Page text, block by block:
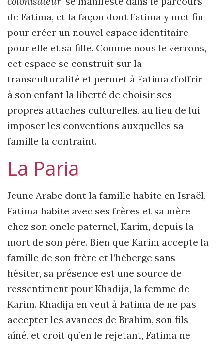
de Fatima, et la façon dont Fatima y met fin
pour créer un nouvel espace identitaire
pour elle et sa fille. Comme nous le verrons,
cet espace se construit sur la
transculturalité et permet à Fatima d’offrir
à son enfant la liberté de choisir ses
propres attaches culturelles, au lieu de lui
imposer les conventions auxquelles sa
famille la contraint.
La Paria
Jeune Arabe dont la famille habite en Israël,
Fatima habite avec ses frères et sa mère
chez son oncle paternel, Karim, depuis la
mort de son père. Bien que Karim accepte la
famille de son frère et l’héberge sans
hésiter, sa présence est une source de
ressentiment pour Khadija, la femme de
Karim. Khadija en veut à Fatima de ne pas
accepter les avances de Brahim, son fils
aîné, et croit qu’en le rejetant, Fatima ne